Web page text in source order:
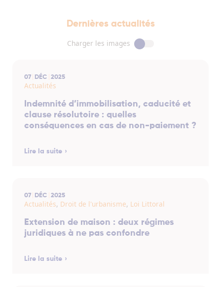
Dernières actualités
Charger les images
07 DÉC 2025
Actualités
Indemnité d’immobilisation, caducité et
clause résolutoire : quelles
conséquences en cas de non-paiement ?
Lire la suite
07 DÉC 2025
Actualités, Droit de l'urbanisme, Loi Littoral
Extension de maison : deux régimes
juridiques à ne pas confondre
Lire la suite